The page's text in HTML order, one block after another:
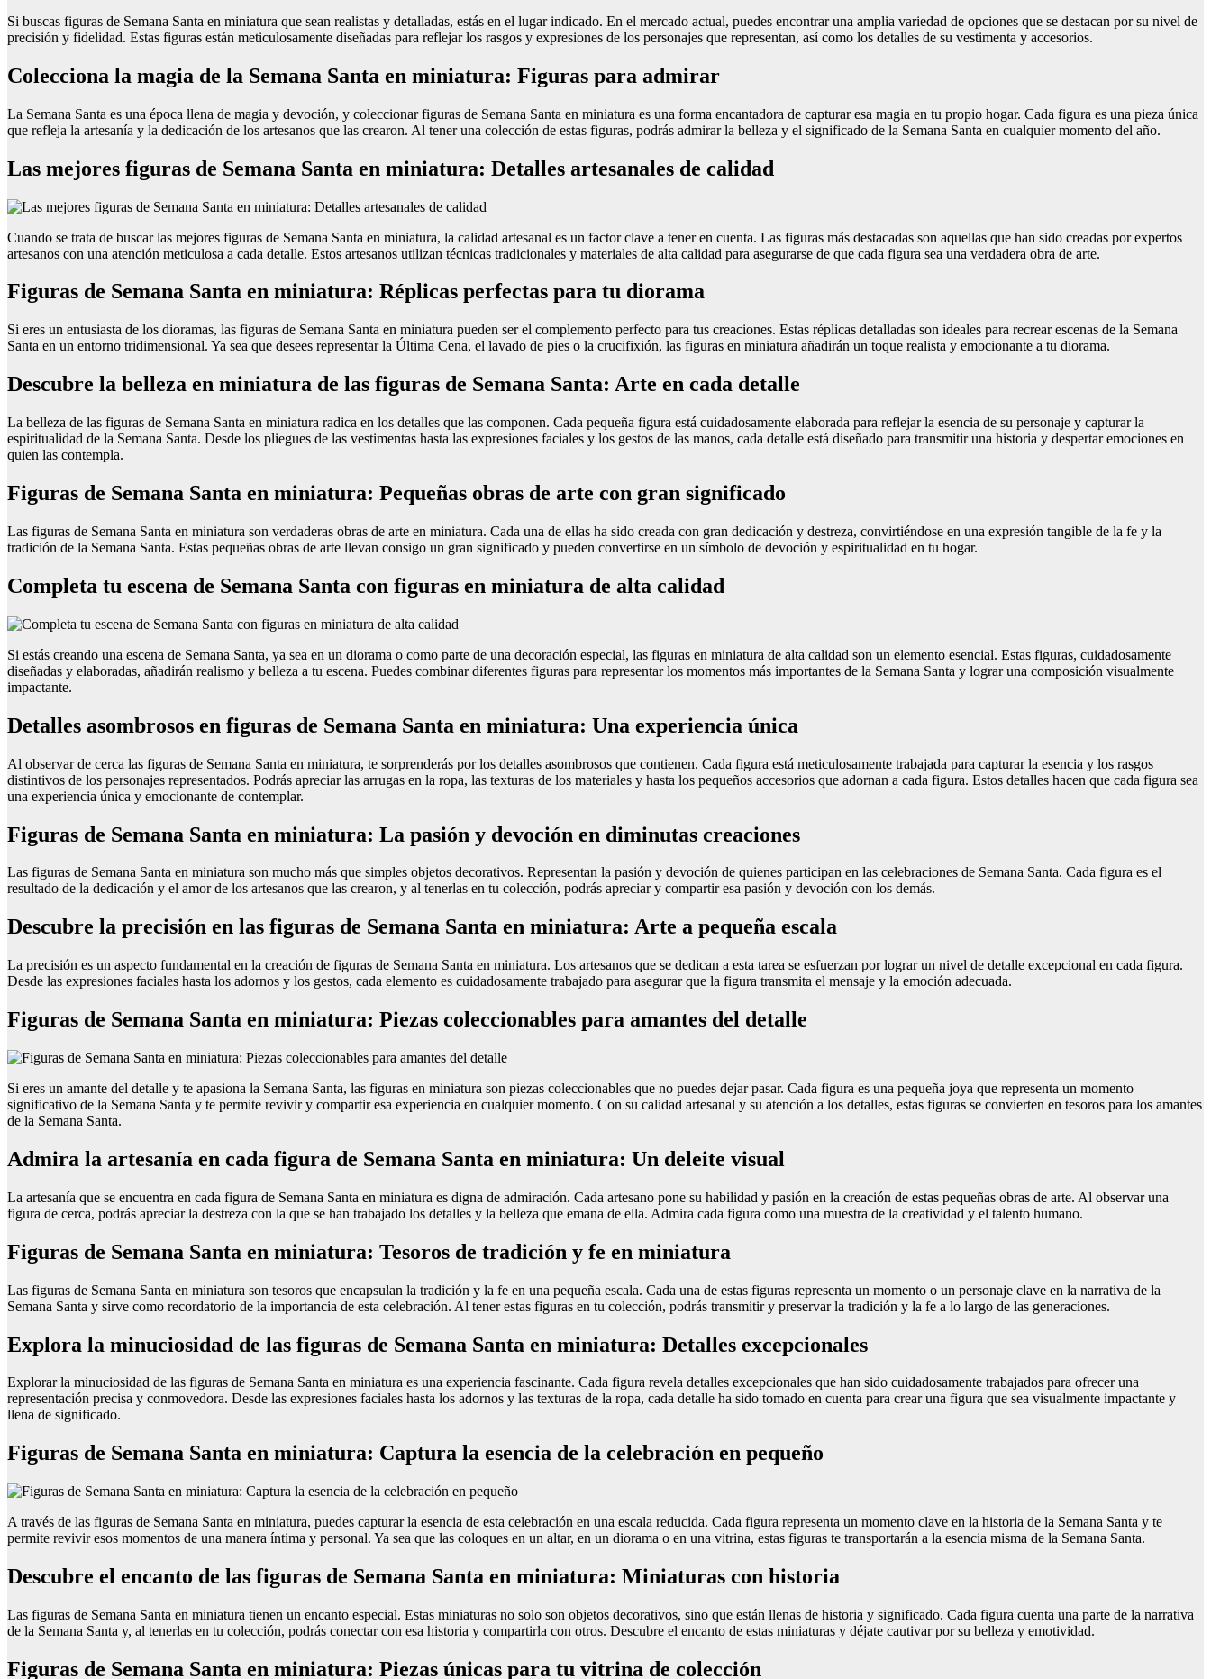
Si buscas figuras de Semana Santa en miniatura que sean realistas y detalladas, estás en el lugar indicado. En el mercado actual, puedes encontrar una amplia variedad de opciones que se destacan por su nivel de
precisión y fidelidad. Estas figuras están meticulosamente diseñadas para reflejar los rasgos y expresiones de los personajes que representan, así como los detalles de su vestimenta y accesorios.
Colecciona la magia de la Semana Santa en miniatura: Figuras para admirar
La Semana Santa es una época llena de magia y devoción, y coleccionar figuras de Semana Santa en miniatura es una forma encantadora de capturar esa magia en tu propio hogar. Cada figura es una pieza única
que refleja la artesanía y la dedicación de los artesanos que las crearon. Al tener una colección de estas figuras, podrás admirar la belleza y el significado de la Semana Santa en cualquier momento del año.
Las mejores figuras de Semana Santa en miniatura: Detalles artesanales de calidad
Cuando se trata de buscar las mejores figuras de Semana Santa en miniatura, la calidad artesanal es un factor clave a tener en cuenta. Las figuras más destacadas son aquellas que han sido creadas por expertos
artesanos con una atención meticulosa a cada detalle. Estos artesanos utilizan técnicas tradicionales y materiales de alta calidad para asegurarse de que cada figura sea una verdadera obra de arte.
Figuras de Semana Santa en miniatura: Réplicas perfectas para tu diorama
Si eres un entusiasta de los dioramas, las figuras de Semana Santa en miniatura pueden ser el complemento perfecto para tus creaciones. Estas réplicas detalladas son ideales para recrear escenas de la Semana
Santa en un entorno tridimensional. Ya sea que desees representar la Última Cena, el lavado de pies o la crucifixión, las figuras en miniatura añadirán un toque realista y emocionante a tu diorama.
Descubre la belleza en miniatura de las figuras de Semana Santa: Arte en cada detalle
La belleza de las figuras de Semana Santa en miniatura radica en los detalles que las componen. Cada pequeña figura está cuidadosamente elaborada para reflejar la esencia de su personaje y capturar la
espiritualidad de la Semana Santa. Desde los pliegues de las vestimentas hasta las expresiones faciales y los gestos de las manos, cada detalle está diseñado para transmitir una historia y despertar emociones en
quien las contempla.
Figuras de Semana Santa en miniatura: Pequeñas obras de arte con gran significado
Las figuras de Semana Santa en miniatura son verdaderas obras de arte en miniatura. Cada una de ellas ha sido creada con gran dedicación y destreza, convirtiéndose en una expresión tangible de la fe y la
tradición de la Semana Santa. Estas pequeñas obras de arte llevan consigo un gran significado y pueden convertirse en un símbolo de devoción y espiritualidad en tu hogar.
Completa tu escena de Semana Santa con figuras en miniatura de alta calidad
Si estás creando una escena de Semana Santa, ya sea en un diorama o como parte de una decoración especial, las figuras en miniatura de alta calidad son un elemento esencial. Estas figuras, cuidadosamente
diseñadas y elaboradas, añadirán realismo y belleza a tu escena. Puedes combinar diferentes figuras para representar los momentos más importantes de la Semana Santa y lograr una composición visualmente
impactante.
Detalles asombrosos en figuras de Semana Santa en miniatura: Una experiencia única
Al observar de cerca las figuras de Semana Santa en miniatura, te sorprenderás por los detalles asombrosos que contienen. Cada figura está meticulosamente trabajada para capturar la esencia y los rasgos
distintivos de los personajes representados. Podrás apreciar las arrugas en la ropa, las texturas de los materiales y hasta los pequeños accesorios que adornan a cada figura. Estos detalles hacen que cada figura sea
una experiencia única y emocionante de contemplar.
Figuras de Semana Santa en miniatura: La pasión y devoción en diminutas creaciones
Las figuras de Semana Santa en miniatura son mucho más que simples objetos decorativos. Representan la pasión y devoción de quienes participan en las celebraciones de Semana Santa. Cada figura es el
resultado de la dedicación y el amor de los artesanos que las crearon, y al tenerlas en tu colección, podrás apreciar y compartir esa pasión y devoción con los demás.
Descubre la precisión en las figuras de Semana Santa en miniatura: Arte a pequeña escala
La precisión es un aspecto fundamental en la creación de figuras de Semana Santa en miniatura. Los artesanos que se dedican a esta tarea se esfuerzan por lograr un nivel de detalle excepcional en cada figura.
Desde las expresiones faciales hasta los adornos y los gestos, cada elemento es cuidadosamente trabajado para asegurar que la figura transmita el mensaje y la emoción adecuada.
Figuras de Semana Santa en miniatura: Piezas coleccionables para amantes del detalle
Si eres un amante del detalle y te apasiona la Semana Santa, las figuras en miniatura son piezas coleccionables que no puedes dejar pasar. Cada figura es una pequeña joya que representa un momento
significativo de la Semana Santa y te permite revivir y compartir esa experiencia en cualquier momento. Con su calidad artesanal y su atención a los detalles, estas figuras se convierten en tesoros para los amantes
de la Semana Santa.
Admira la artesanía en cada figura de Semana Santa en miniatura: Un deleite visual
La artesanía que se encuentra en cada figura de Semana Santa en miniatura es digna de admiración. Cada artesano pone su habilidad y pasión en la creación de estas pequeñas obras de arte. Al observar una
figura de cerca, podrás apreciar la destreza con la que se han trabajado los detalles y la belleza que emana de ella. Admira cada figura como una muestra de la creatividad y el talento humano.
Figuras de Semana Santa en miniatura: Tesoros de tradición y fe en miniatura
Las figuras de Semana Santa en miniatura son tesoros que encapsulan la tradición y la fe en una pequeña escala. Cada una de estas figuras representa un momento o un personaje clave en la narrativa de la
Semana Santa y sirve como recordatorio de la importancia de esta celebración. Al tener estas figuras en tu colección, podrás transmitir y preservar la tradición y la fe a lo largo de las generaciones.
Explora la minuciosidad de las figuras de Semana Santa en miniatura: Detalles excepcionales
Explorar la minuciosidad de las figuras de Semana Santa en miniatura es una experiencia fascinante. Cada figura revela detalles excepcionales que han sido cuidadosamente trabajados para ofrecer una
representación precisa y conmovedora. Desde las expresiones faciales hasta los adornos y las texturas de la ropa, cada detalle ha sido tomado en cuenta para crear una figura que sea visualmente impactante y
llena de significado.
Figuras de Semana Santa en miniatura: Captura la esencia de la celebración en pequeño
A través de las figuras de Semana Santa en miniatura, puedes capturar la esencia de esta celebración en una escala reducida. Cada figura representa un momento clave en la historia de la Semana Santa y te
permite revivir esos momentos de una manera íntima y personal. Ya sea que las coloques en un altar, en un diorama o en una vitrina, estas figuras te transportarán a la esencia misma de la Semana Santa.
Descubre el encanto de las figuras de Semana Santa en miniatura: Miniaturas con historia
Las figuras de Semana Santa en miniatura tienen un encanto especial. Estas miniaturas no solo son objetos decorativos, sino que están llenas de historia y significado. Cada figura cuenta una parte de la narrativa
de la Semana Santa y, al tenerlas en tu colección, podrás conectar con esa historia y compartirla con otros. Descubre el encanto de estas miniaturas y déjate cautivar por su belleza y emotividad.
Figuras de Semana Santa en miniatura: Piezas únicas para tu vitrina de colección